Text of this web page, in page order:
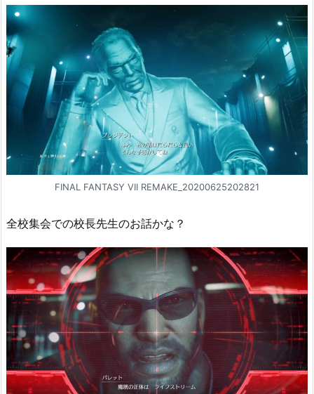
FINAL FANTASY VII REMAKE_20200625202821
全校集会での校長先生のお話かな？